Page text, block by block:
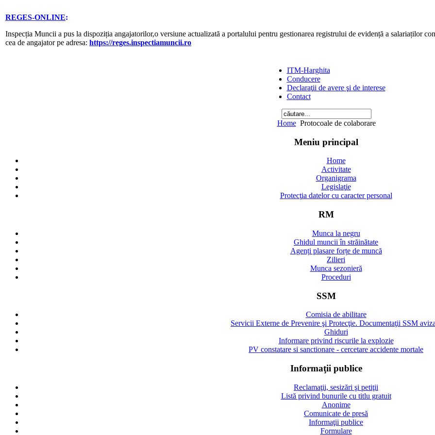
REGES-ONLINE:
Inspecția Muncii a pus la dispoziția angajatorilor,o versiune actualizată a portalului pentru gestionarea registrului de evidență a salariaților
cea de angajator pe adresa: https://reges.inspectiamuncii.ro
ITM-Harghita
Conducere
Declaraţii de avere şi de interese
Contact
Home Protocoale de colaborare
Meniu principal
Home
Activitate
Organigrama
Legislaţie
Protecţia datelor cu caracter personal
RM
Munca la negru
Ghidul muncii în străinătate
Agenți plasare forțe de muncă
Zilieri
Munca sezonieră
Proceduri
SSM
Comisia de abilitare
Servicii Externe de Prevenire şi Protecţie. Documentaţii SSM
Ghiduri
Informare privind riscurile la explozie
PV constatare si sanctionare - cercetare accidente mortale
Informaţii publice
Reclamaţii, sesizări şi petiţii
Listă privind bunurile cu titlu gratuit
Anonime
Comunicate de presă
Informaţii publice
Formulare